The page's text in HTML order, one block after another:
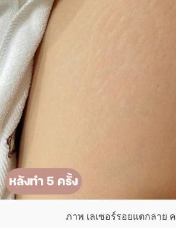
ภาพ เลเซอร์รอยแตกลาย